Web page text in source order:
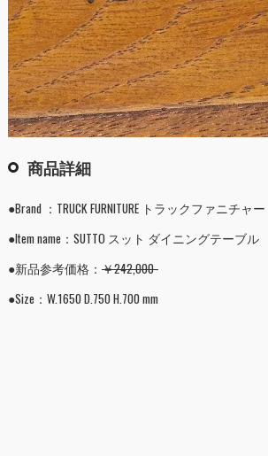
商品詳細
●Brand ：TRUCK FURNITURE トラックファニチャー
●Item name：SUTTO スット ダイニングテーブル
●新品参考価格： ￥242,000-
●Size：W.1650 D.750 H.700 mm